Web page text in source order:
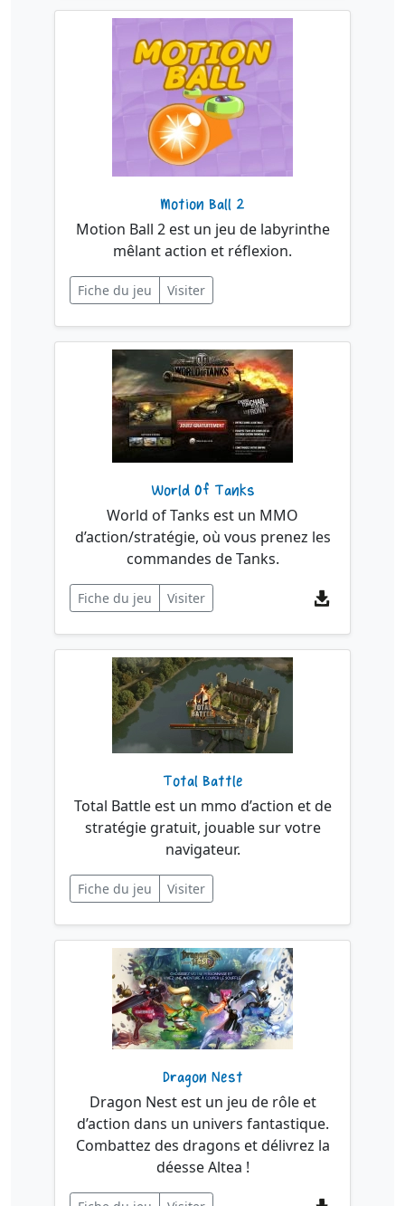
Motion Ball 2
Motion Ball 2 est un jeu de labyrinthe
mêlant action et réflexion.
Fiche du jeu Visiter
World Of Tanks
World of Tanks est un MMO
d’action/stratégie, où vous prenez les
commandes de Tanks.
Fiche du jeu Visiter
Total Battle
Total Battle est un mmo d’action et de
stratégie gratuit, jouable sur votre
navigateur.
Fiche du jeu Visiter
Dragon Nest
Dragon Nest est un jeu de rôle et
d’action dans un univers fantastique.
Combattez des dragons et délivrez la
déesse Altea !